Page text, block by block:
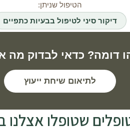
הטיפול שניתן:
דיקור סיני לטיפול בבעיות כתפיים
דומה? כדאי לבדוק מה
לתיאום שיחת ייעוץ
שטופלו אצלנו